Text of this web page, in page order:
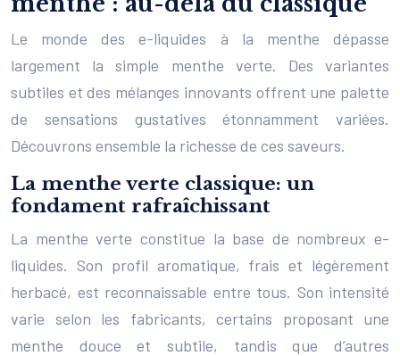
Le monde des e-liquides à la menthe dépasse
largement la simple menthe verte. Des variantes
subtiles et des mélanges innovants offrent une palette
de sensations gustatives étonnamment variées.
Découvrons ensemble la richesse de ces saveurs.
La menthe verte classique: un
fondament rafraîchissant
La menthe verte constitue la base de nombreux e-
liquides. Son profil aromatique, frais et légèrement
herbacé, est reconnaissable entre tous. Son intensité
varie selon les fabricants, certains proposant une
menthe douce et subtile, tandis que d’autres